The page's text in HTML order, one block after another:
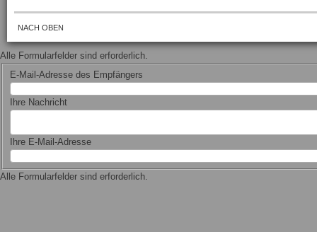
NACH OBEN
Alle Formularfelder sind erforderlich.
E-Mail-Adresse des Empfängers
Ihre Nachricht
Ihre E-Mail-Adresse
Alle Formularfelder sind erforderlich.